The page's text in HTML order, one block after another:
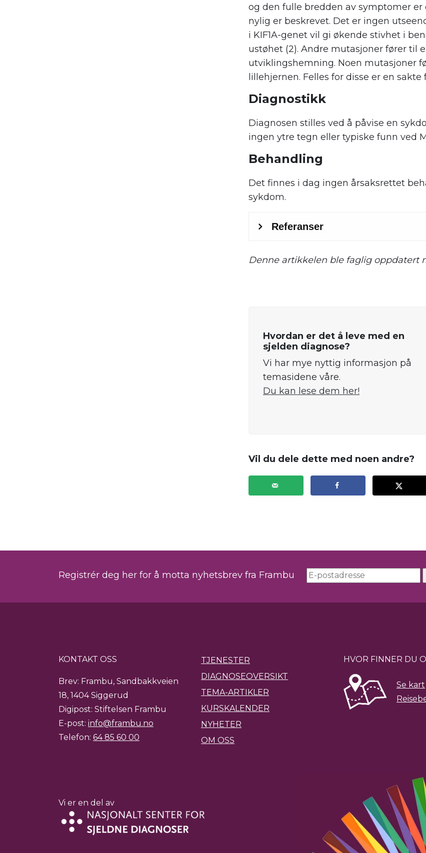
og den fulle bredden av symptomer
nylig er beskrevet. Det er ingen
i KIF1A-genet vil gi økende stivhet i
ustøhet (2). Andre mutasjoner fører til
utviklingshemning. Noen mutasjoner
lillehjernen. Felles for disse er en
Diagnostikk
Diagnosen stilles ved å påvise en
ingen ytre tegn eller typiske funn ved
Behandling
Det finnes i dag ingen årsaksrettet
sykdom.
Denne artikkelen ble faglig oppdatert
Hvordan er det å leve med en
sjelden diagnose?
Vi har mye nyttig informasjon på
temasidene våre.
Du kan lese dem her!
Vil du dele dette med noen andre?
Registrér deg her for å motta nyhetsbrev fra Frambu
KONTAKT OSS
Brev: Frambu, Sandbakkveien
18, 1404 Siggerud
Digipost: Stiftelsen Frambu
E-post: info@frambu.no
Telefon: 64 85 60 00
TJENESTER
DIAGNOSEOVERSIKT
TEMA-ARTIKLER
KURSKALENDER
NYHETER
OM OSS
HVOR FINNER DU
Se kart
Vi er en del av